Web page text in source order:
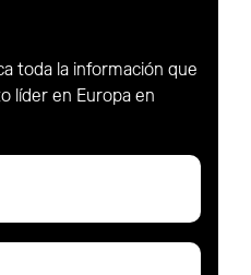
toda la información que
líder en Europa en